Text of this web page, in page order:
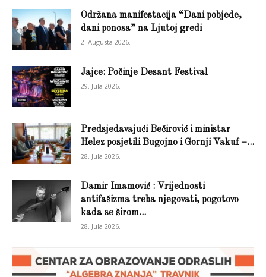
Održana manifestacija “Dani pobjede,
dani ponosa” na Ljutoj gredi
2. Augusta 2026.
Jajce: Počinje Desant Festival
29. Jula 2026.
Predsjedavajući Bečirović i ministar
Helez posjetili Bugojno i Gornji Vakuf –...
28. Jula 2026.
Damir Imamović : Vrijednosti
antifašizma treba njegovati, pogotovo
kada se širom...
28. Jula 2026.